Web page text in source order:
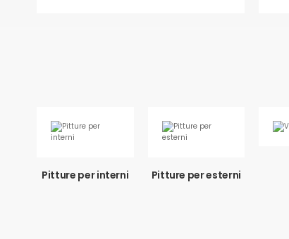
Pitture per interni Pitture per esterni